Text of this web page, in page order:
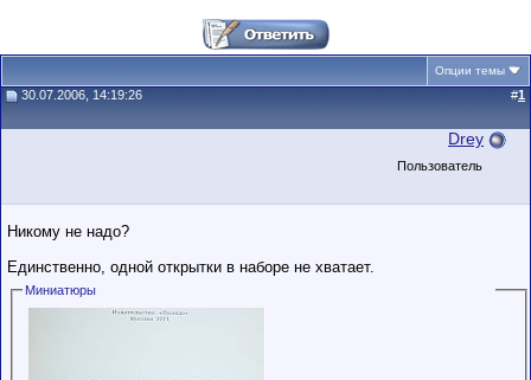
Опции темы
30.07.2006, 14:19:26 #1
Drey
Пользователь
Никому не надо?
Единственно, одной открытки в наборе не хватает.
Миниатюры